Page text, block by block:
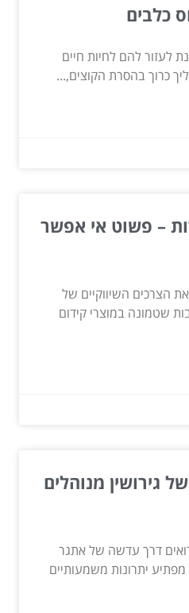
כלבים
לעזור להם לחיות חיים
כרוך בהסרת הקוצים,...
– פשוט אי אפשר
הצרכים השיווקיים של
שטמונה במוצרי קידום
גירושין מנוהלים
דרך עדשה של אתגר
מפתיע יתרונות משמעותיים